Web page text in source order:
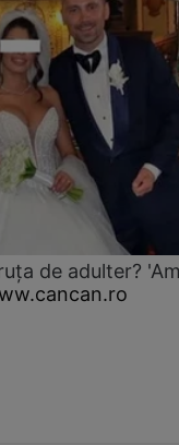
de adulter?